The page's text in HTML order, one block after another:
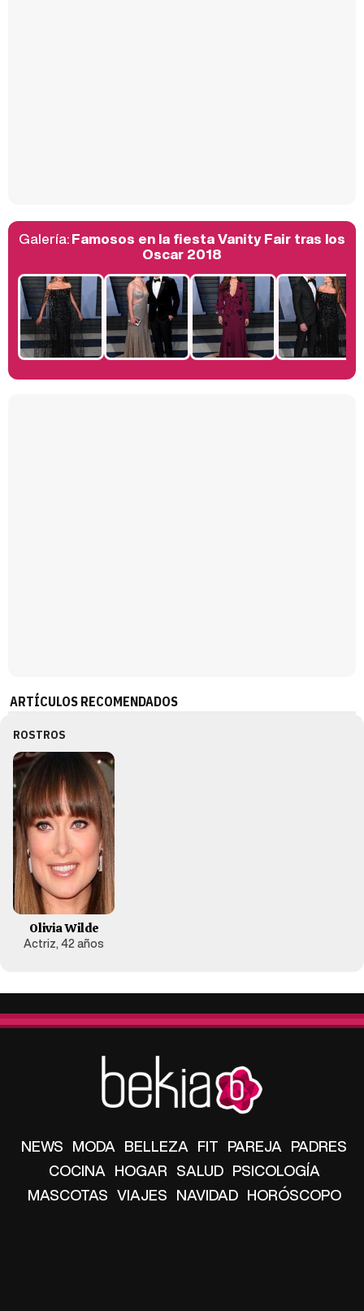
Belén Esteban: "Estoy emocionada, muy contenta y muy feliz por llegar a RTVE"
Galería:Famosos en la fiesta Vanity Fair tras los
Oscar 2018
ARTÍCULOS RECOMENDADOS
ROSTROS
Olivia Wilde
Actriz, 42 años
NEWS MODA BELLEZA FIT PAREJA PADRES
COCINA HOGAR SALUD PSICOLOGÍA
MASCOTAS VIAJES NAVIDAD HORÓSCOPO